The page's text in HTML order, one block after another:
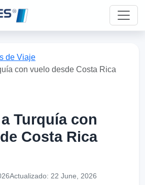
de Viaje
con vuelo desde Costa Rica
Turquía con
Costa Rica
Actualizado: 22 June, 2026